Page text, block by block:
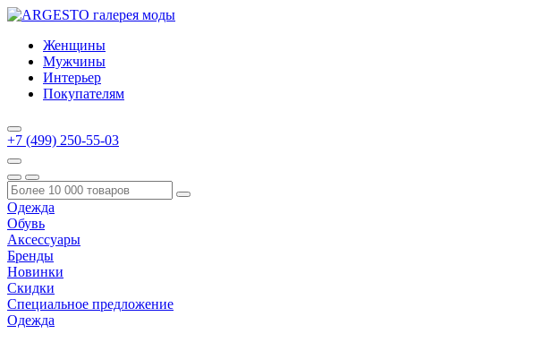
Женщины
Мужчины
Интерьер
Покупателям
+7 (499) 250-55-03
Одежда
Обувь
Аксессуары
Бренды
Новинки
Скидки
Специальное предложение
Одежда